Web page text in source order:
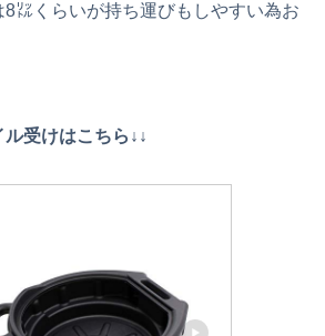
㍑くらいが持ち運びもしやすい為お
受けはこちら↓↓